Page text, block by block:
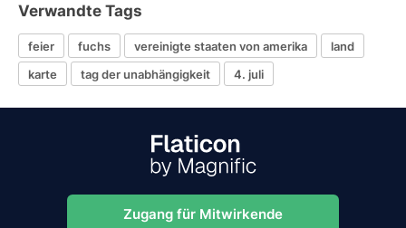
Verwandte Tags
feier fuchs vereinigte staaten von amerika
land
karte
tag der unabhängigkeit 4. juli
Zugang für Mitwirkende